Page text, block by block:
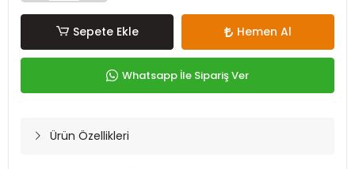
Sepete Ekle Hemen Al
Whatsapp İle Sipariş Ver
Ürün Özellikleri